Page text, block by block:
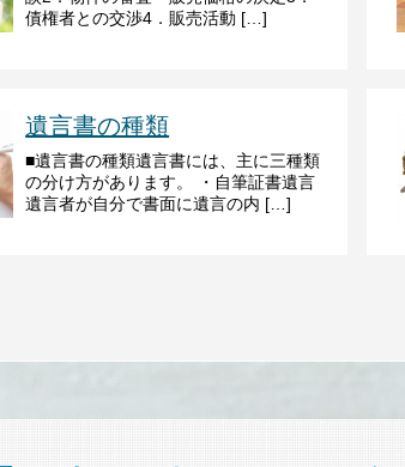
債権者との交渉4．販売活動 […]
遺言書の種類
■遺言書の種類遺言書には、主に三種類
の分け方があります。 ・自筆証書遺言
遺言者が自分で書面に遺言の内 […]